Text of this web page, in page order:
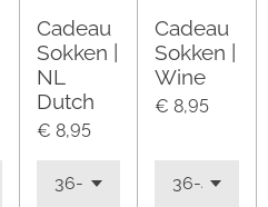
Cadeau
Sokken |
NL
Dutch
€ 8,95
Cadeau
Sokken |
Wine
€ 8,95